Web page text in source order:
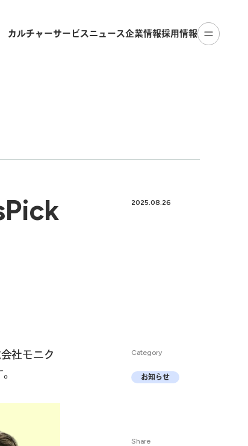
カルチャーサービスニュース企業情報採用情報
社モニク
2025.08.26
Category
お知らせ
Share